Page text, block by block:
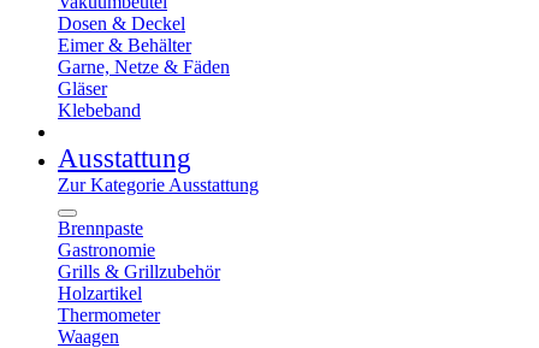
Dosen & Deckel
Eimer & Behälter
Garne, Netze & Fäden
Gläser
Klebeband
Ausstattung
Zur Kategorie Ausstattung
Brennpaste
Gastronomie
Grills & Grillzubehör
Holzartikel
Thermometer
Waagen